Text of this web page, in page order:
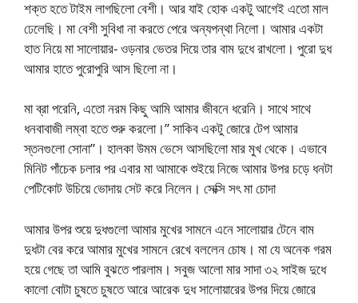
শক্ত হতে টাইম লাগছিলো বেশী। আর যাই হোক একটু আগেই এতো মাল
ঢেলেছি। মা বেশী সুবিধা না করতে পেরে অন্যপন্থা নিলো। আমার একটা
হাত নিয়ে মা সালোয়ার- ওড়নার ভেতর দিয়ে তার বাম দুধে রাখলো। পুরো দুধ
আমার হাতে পুরোপুরি আস ছিলো না।
মা ব্রা পরেনি, এতো নরম কিছু আমি আমার জীবনে ধরেনি। সাথে সাথে
ধনবাবাজী লম্বা হতে শুরু করলো।” সাকিব একটু জোরে টেপ আমার
স্তনগুলো সোনা”। হালকা উমম ভেসে আসছিলো মার মুখ থেকে। এভাবে
মিনিট পাঁচেক চলার পর এবার মা আমাকে শুইয়ে নিজে আমার উপর চড়ে ধনটা
পেটিকোট উচিয়ে ভোদায় সেট করে নিলেন। সেক্সি সৎ মা চোদা
আমার উপর শুয়ে দুধগুলো আমার মুখের সামনে এনে সালোয়ার টেনে বাম
দুধটা বের করে আমার মুখের সামনে রেখে বললেন চোষ। মা যে অনেক গরম
হয়ে গেছে তা আমি বুঝতে পারলাম। সবুজ আলো মার সাদা ৩২ সাইজ দুধে
কালো বোটা চুষতে চুষতে আরে আরেক দুধ সালোয়ারের উপর দিয়ে জোরে